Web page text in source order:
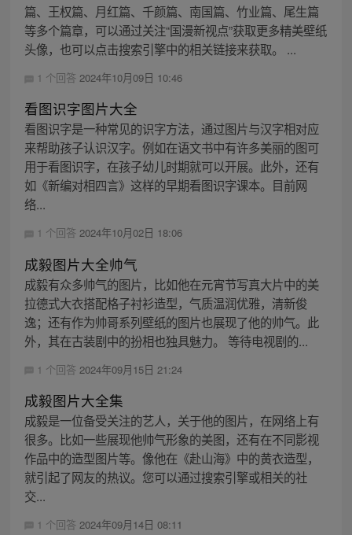
篇、王权篇、月红篇、千颜篇、南国篇、竹业篇、尾生篇
等多个篇章，可以通过关注“国漫新视点”获取更多精美壁纸
头像，也可以点击搜索引擎中的相关链接来获取。 ...
1 个回答 2024年10月09日 10:46
看图识字图片大全
看图识字是一种常见的识字方法，通过图片与汉字相对应
来帮助孩子认识汉字。例如在语文书中有许多美丽的图可
用于看图识字，在孩子幼儿时期就可以开展。此外，还有
如《新编对相四言》这样的早期看图识字课本。目前网
络...
1 个回答 2024年10月02日 18:06
成毅图片大全帅气
成毅有众多帅气的图片，比如他在元宵节写真大片中的美
拉德式大衣搭配格子衬衫造型，气质温润优雅，清新俊
逸；还有作为帅哥系列壁纸的图片也展现了他的帅气。此
外，其在古装剧中的扮相也独具魅力。 等待电视剧的...
1 个回答 2024年09月15日 21:24
成毅图片大全集
成毅是一位备受关注的艺人，关于他的图片，在网络上有
很多。比如一些展现他帅气形象的美图，还有在不同影视
作品中的造型图片等。像他在《赴山海》中的黄衣造型，
就引起了网友的热议。您可以通过搜索引擎或相关的社
交...
1 个回答 2024年09月14日 08:11